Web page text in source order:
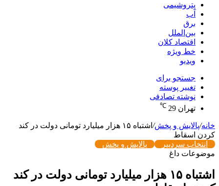
پتروشیمی
آب
برق
بین‌الملل
اقتصاد کلان
خط ویژه
ویدیو
جستجو برای
تغییر پوسته
نوشته تصادفی
تهران 29
℃
خانه/پالایش و پخش/
اشتباه ۱۵ هزار میلیارد تومانی دولت در کند
کردن اسقاط
انتخاب سردبیر
پالایش و پخش
موضوعات داغ
اشتباه ۱۵ هزار میلیارد تومانی دولت در کند